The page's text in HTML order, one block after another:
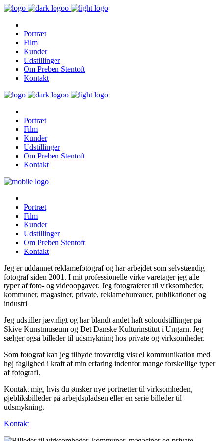
Portræt
Film
Kunder
Udstillinger
Om Preben Stentoft
Kontakt
Portræt
Film
Kunder
Udstillinger
Om Preben Stentoft
Kontakt
Portræt
Film
Kunder
Udstillinger
Om Preben Stentoft
Kontakt
Jeg er uddannet reklamefotograf og har arbejdet som selvstændig
fotograf siden 2001. I mit professionelle virke varetager jeg alle
typer af foto- og videoopgaver. Jeg fotograferer til virksomheder,
kommuner, magasiner, private, reklamebureauer, publikationer og
industri.
Jeg udstiller jævnligt og har blandt andet haft soloudstillinger på
Skive Kunstmuseum og Det Danske Kulturinstitut i Ungarn. Jeg
sælger også billeder til udsmykning hos private og virksomheder.
Som fotograf kan jeg tilbyde troværdig visuel kommunikation med
høj faglighed i kraft af min erfaring indenfor mange forskellige typer
af fotografi.
Kontakt mig, hvis du ønsker nye portrætter til virksomheden,
øjebliksbilleder på arbejdspladsen eller en serie billeder til
udsmykning.
Kontakt